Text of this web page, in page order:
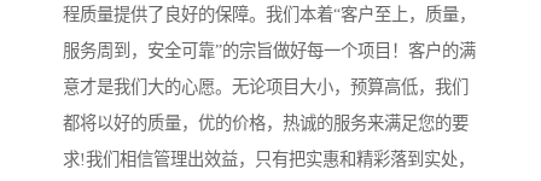
程质量提供了良好的保障。我们本着“客户至上，质量，
服务周到，安全可靠”的宗旨做好每一个项目！客户的满
意才是我们大的心愿。无论项目大小，预算高低，我们
都将以好的质量，优的价格，热诚的服务来满足您的要
求!我们相信管理出效益，只有把实惠和精彩落到实处，